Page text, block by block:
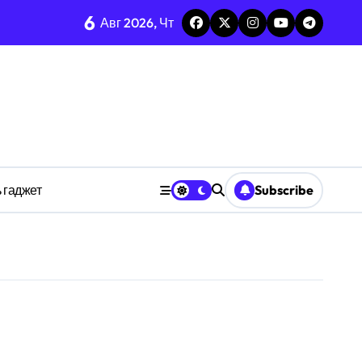
6 Авг 2026, Чт
Subscribe